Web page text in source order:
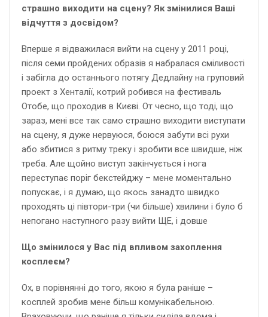
страшно виходити на сцену? Як змінилися Ваші
відчуття з досвідом?
Вперше я відважилася вийти на сцену у 2011 році,
після семи пройдених образів я набралася сміливості
і забігла до останнього потягу Дедлайну на груповий
проект з Хенталії, котрий робився на фестиваль
Отобе, що проходив в Києві. От чесно, що тоді, що
зараз, мені все так само страшно виходити виступати
на сцену, я дуже нервуюся, боюся забути всі рухи
або збитися з ритму треку і зробити все швидше, ніж
треба. Але щойно виступ закінчується і нога
переступає поріг бекстейджу – мене моментально
попускає, і я думаю, що якось занадто швидко
проходять ці півтори-три (чи більше) хвилини і було б
непогано наступного разу вийти ЩЕ, і довше
Що змінилося у Вас під впливом захоплення
косплеєм?
Ох, в порівнянні до того, якою я була раніше –
косплей зробив мене більш комунікабельною.